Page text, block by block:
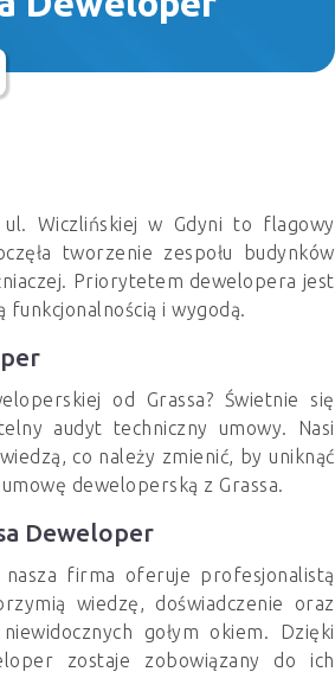
Wiczlińskiej w Gdyni to flagowy
tworzenie zespołu budynków
Priorytetem dewelopera jest
funkcjonalnością i wygodą.
od Grassa? Świetnie się
audyt techniczny umowy. Nasi
co należy zmienić, by uniknąć
deweloperską z Grassa.
Deweloper
firma oferuje profesjonalistą
wiedzę, doświadczenie oraz
gołym okiem. Dzięki
zostaje zobowiązany do ich